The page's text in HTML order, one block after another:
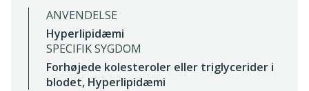
ANVENDELSE
Hyperlipidæmi
SPECIFIK SYGDOM
Forhøjede kolesteroler eller triglycerider i
blodet, Hyperlipidæmi